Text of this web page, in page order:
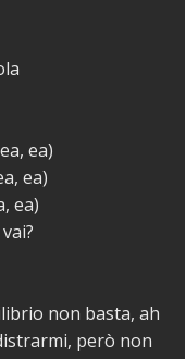
ea)
ea)
ea)
non basta, ah
però non